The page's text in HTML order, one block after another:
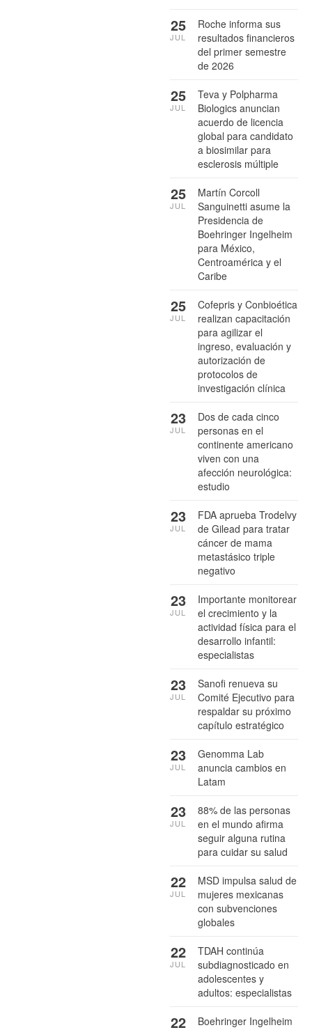
Roche informa sus
resultados financieros
del primer semestre
de 2026
25
JUL
Teva y Polpharma
Biologics anuncian
acuerdo de licencia
global para candidato
a biosimilar para
esclerosis múltiple
25
JUL
Martín Corcoll
Sanguinetti asume la
Presidencia de
Boehringer Ingelheim
para México,
Centroamérica y el
Caribe
25
JUL
Cofepris y Conbioética
realizan capacitación
para agilizar el
ingreso, evaluación y
autorización de
protocolos de
investigación clínica
25
JUL
Dos de cada cinco
personas en el
continente americano
viven con una
afección neurológica:
estudio
23
JUL
FDA aprueba Trodelvy
de Gilead para tratar
cáncer de mama
metastásico triple
negativo
23
JUL
Importante monitorear
el crecimiento y la
actividad física para el
desarrollo infantil:
especialistas
23
JUL
Sanofi renueva su
Comité Ejecutivo para
respaldar su próximo
capítulo estratégico
23
JUL
Genomma Lab
anuncia cambios en
Latam
23
JUL
88% de las personas
en el mundo afirma
seguir alguna rutina
para cuidar su salud
23
JUL
MSD impulsa salud de
mujeres mexicanas
con subvenciones
globales
22
JUL
TDAH continúa
subdiagnosticado en
adolescentes y
adultos: especialistas
22
JUL
Boehringer Ingelheim
22